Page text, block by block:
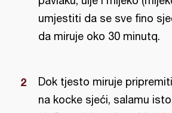
umjestiti da se sve fino
da miruje oko 30 minutq.
Dok tjesto miruje
na kocke sjeći, salamu